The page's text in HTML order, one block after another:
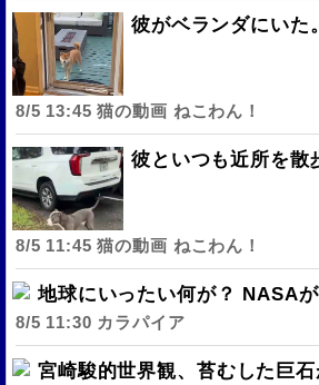
彼がベランダにい
8/5 13:45 猫の動画 ねこわん！
彼といつも近所を
8/5 11:45 猫の動画 ねこわん！
地球にいったい何が？ NASA
8/5 11:30 カラパイア
宮崎駿的世界観、苔むした巨